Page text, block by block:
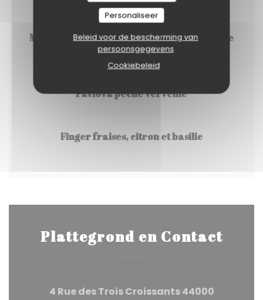
Personaliseer
Beleid voor de bescherming van
persoonsgegevens
Cookiebeleid
DESSERTS
Mi cuit au chocolat, ganache montée vanille
et framboises
Pavlova pêche verveine
Finger fraises, citron et basilic
Plattegrond en Contact
4 Rue des Trois Croissants 44000